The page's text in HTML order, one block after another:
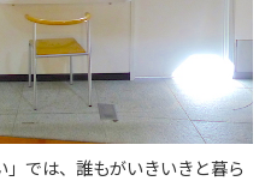
では、誰もがいきいきと暮ら